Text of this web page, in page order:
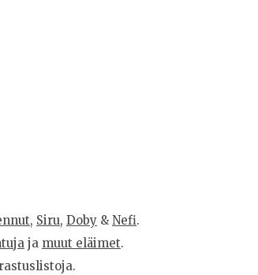
, Siru, Doby & Nefi.
ja muut eläimet.